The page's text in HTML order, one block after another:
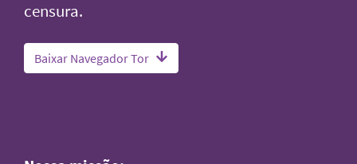
censura.
Baixar Navegador Tor